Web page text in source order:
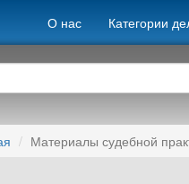
О нас Категории
Материалы судебной